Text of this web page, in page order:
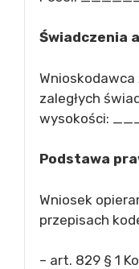
Świadczenia
zaległych
wysokości:
Podstawa
Wniosek
przepisach
– art. 829 § 1